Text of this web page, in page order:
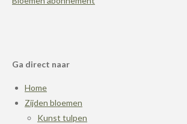
Ga direct naar
Home
Zijden bloemen
Kunst tulpen